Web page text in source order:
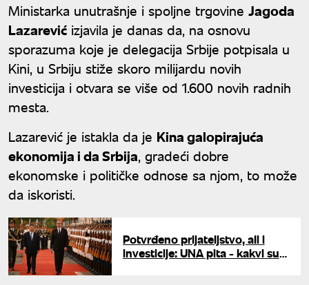
Ministarka unutrašnje i spoljne trgovine Jagoda
Lazarević izjavila je danas da, na osnovu
sporazuma koje je delegacija Srbije potpisala u
Kini, u Srbiju stiže skoro milijardu novih
investicija i otvara se više od 1.600 novih radnih
mesta.
Lazarević je istakla da je Kina galopirajuća
ekonomija i da Srbija, gradeći dobre
ekonomske i političke odnose sa njom, to može
da iskoristi.
Potvrđeno prijateljstvo, ali i
investicije: UNA pita - kakvi su